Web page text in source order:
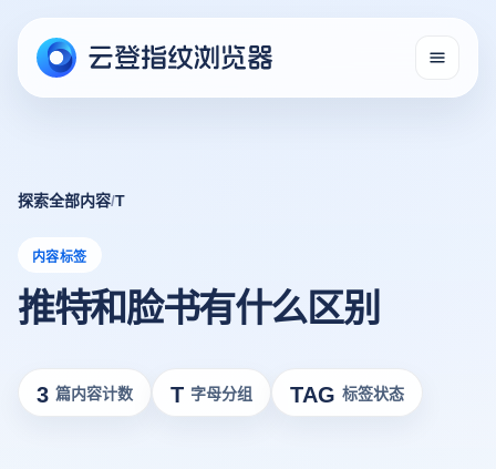
探索全部内容/T
内容标签
推特和脸书有什么区别
3 篇内容计数 T 字母分组 TAG 标签状态